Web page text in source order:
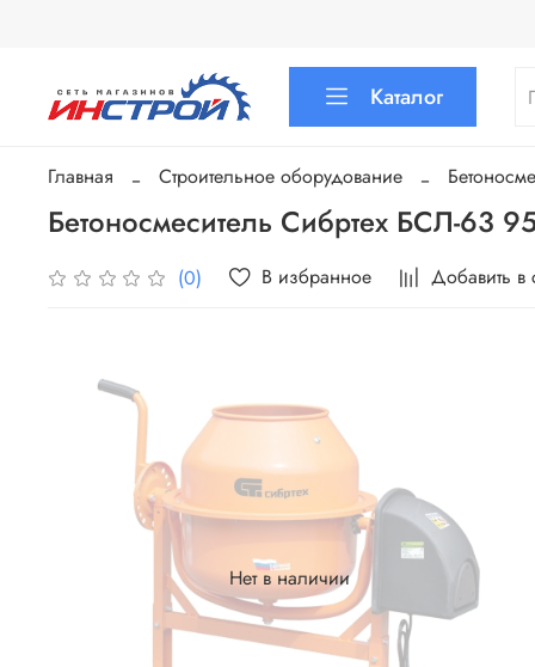
Каталог
Главная Строительное оборудование
Бетоносмеситель Сибртех БСЛ-63
(0) В избранное Добавить в
Нет в наличии